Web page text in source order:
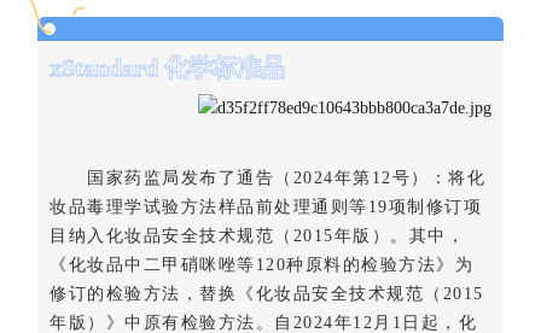
xStandard 化学标准品
国家药监局发布了通告 （2024年第12号）
：将化
妆品毒理学试验方法样品前处理通则等19项制修订项
目纳入化妆品安全技术规范（2015年版）。其中，
《化妆品中二甲硝咪唑等120种原料的检验方法》为
修订的检验方法，替换《化妆品安全技术规范（2015
年版）》中原有检验方法。自2024年12月1日起，化